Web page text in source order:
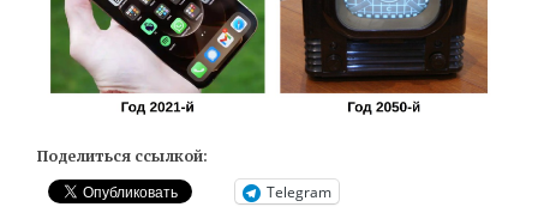
Поделиться ссылкой:
Telegram